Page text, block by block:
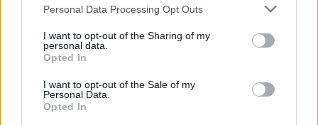
Personal Data Processing Opt Outs
I want to opt-out of the Sharing of my
personal data.
Opted In
I want to opt-out of the Sale of my
Personal Data.
Opted In